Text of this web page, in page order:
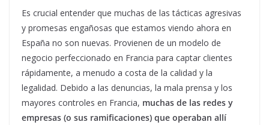
Es crucial entender que muchas de las tácticas agresivas
y promesas engañosas que estamos viendo ahora en
España no son nuevas. Provienen de un modelo de
negocio perfeccionado en Francia para captar clientes
rápidamente, a menudo a costa de la calidad y la
legalidad. Debido a las denuncias, la mala prensa y los
mayores controles en Francia, muchas de las redes y
empresas (o sus ramificaciones) que operaban allí